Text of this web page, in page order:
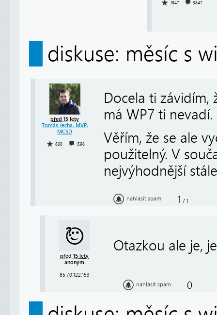
1847 3847
diskuse: měsíc s
před 15 lety
Tomáš Jecha, MVP,
MCSD
860 1596
Docela ti závidím,
má WP7 ti nevadí.
Věřím, že se ale
použitelný. V
nejvýhodnější
nahlásit spam 1 / 1
před 15 lety
anonym
85.70.122.153
Otazkou ale je,
nahlásit spam 0